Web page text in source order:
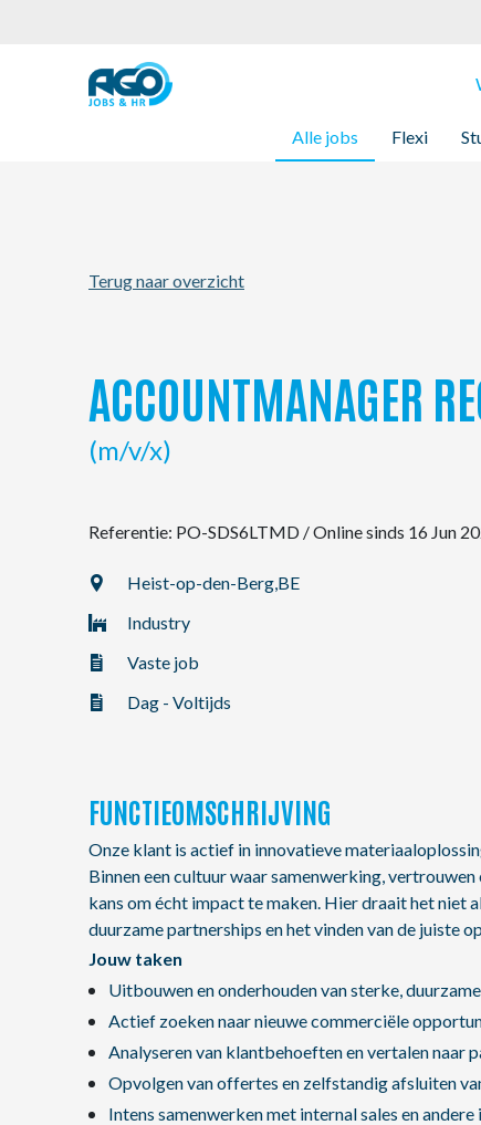
Alle jobs Flexi
Werknemers
Kantoren
My AGO
Terug naar overzicht
ACCOUNTMANAGER
(m/v/x)
Referentie: PO-SDS6LTMD /Online sinds 16 Jun
Heist-op-den-Berg,BE
Industry
Vaste job
Dag - Voltijds
FUNCTIEOMSCHRIJVING
Onze klant is actief in innovatieve
Binnen een cultuur waar samenwerking,
kans om écht impact te maken. Hier draait het niet
duurzame partnerships en het vinden van de juiste
Jouw taken
Uitbouwen en onderhouden van sterke,
Actief zoeken naar nieuwe commerciële
Analyseren van klantbehoeften en vertalen naar
Opvolgen van offertes en zelfstandig afsluiten
Intens samenwerken met internal sales en andere